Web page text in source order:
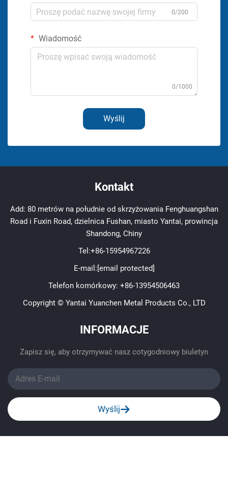
0/200
Wiadomość
0/1000
Wyślij
Kontakt
Add: 80 metrów na południe od skrzyżowania Fenghuangshan
Road i Fuxin Road, dzielnica Fushan, miasto Yantai, prowincja
Shandong, Chiny
Tel:+86-15954967226
E-mail: [email protected]
Telefon komórkowy: +86-13954506463
Copyright © Yantai Yuanchen Metal Products Co., LTD
INFORMACJE
Zapisz się, aby otrzymywać nasz cotygodniowy biuletyn
Wyślij